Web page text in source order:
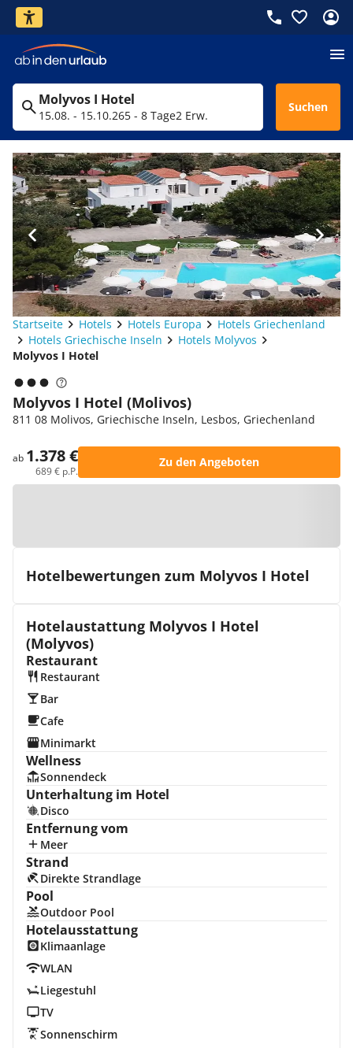
Molyvos I Hotel
15.08. - 15.10.265 - 8 Tage2 Erw.
Suchen
Startseite Hotels Hotels Europa
Hotels Griechenland
Hotels Griechische Inseln
Hotels Molyvos
Molyvos I Hotel
Molyvos I Hotel (Molivos)
811 08 Molivos, Griechische Inseln, Lesbos, Griechenland
ab 1.378 €
689 € p.P.
Zu den Angeboten
Hotelbewertungen zum Molyvos I Hotel
Hotelaustattung Molyvos I Hotel
(Molyvos)
Restaurant
Restaurant
Bar
Cafe
Minimarkt
Wellness
Sonnendeck
Unterhaltung im Hotel
Disco
Entfernung vom
Meer
Strand
Direkte Strandlage
Pool
Outdoor Pool
Hotelausstattung
Klimaanlage
WLAN
Liegestuhl
TV
Sonnenschirm